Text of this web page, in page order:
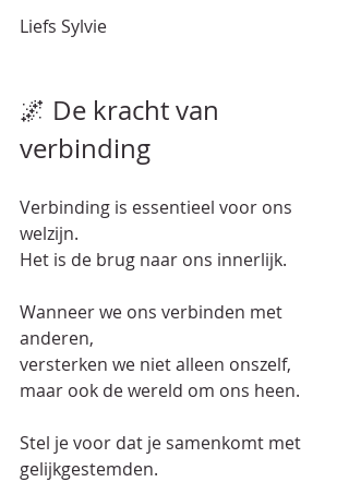
Liefs Sylvie
🌌 De kracht van
verbinding
Verbinding is essentieel voor ons
welzijn.
Het is de brug naar ons innerlijk.
Wanneer we ons verbinden met
anderen,
versterken we niet alleen onszelf,
maar ook de wereld om ons heen.
Stel je voor dat je samenkomt met
gelijkgestemden.